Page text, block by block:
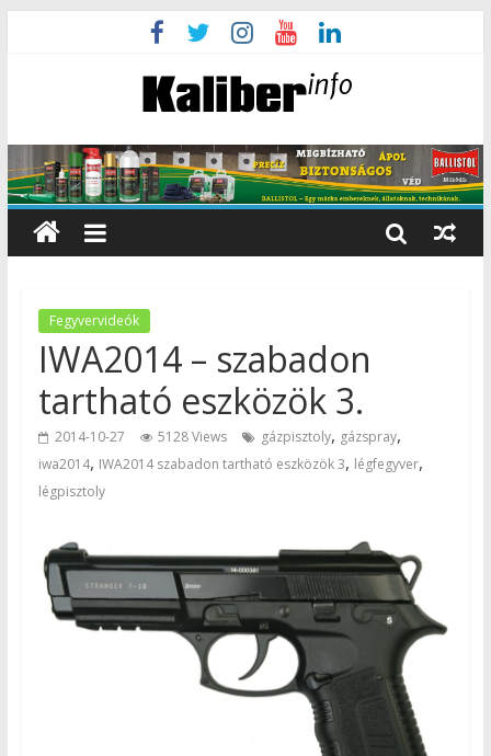
Fegyvervideók
IWA2014 – szabadon
tartható eszközök 3.
2014-10-27 5128 Views gázpisztoly, gázspray,
iwa2014, IWA2014 szabadon tartható eszközök 3, légfegyver,
légpisztoly